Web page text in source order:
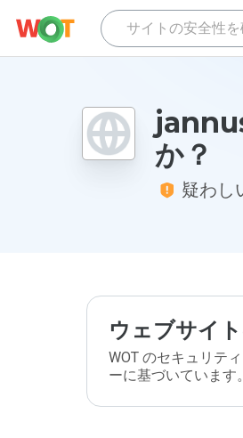
か？
疑わし
ウェブサイ
WOT のセキュリテ
ーに基づいています。